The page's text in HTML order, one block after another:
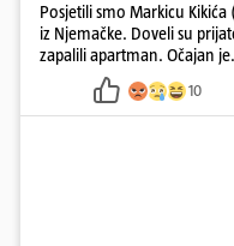
Posjetili smo Markicu
iz Njemačke. Doveli su
zapalili apartman. Očajan
10